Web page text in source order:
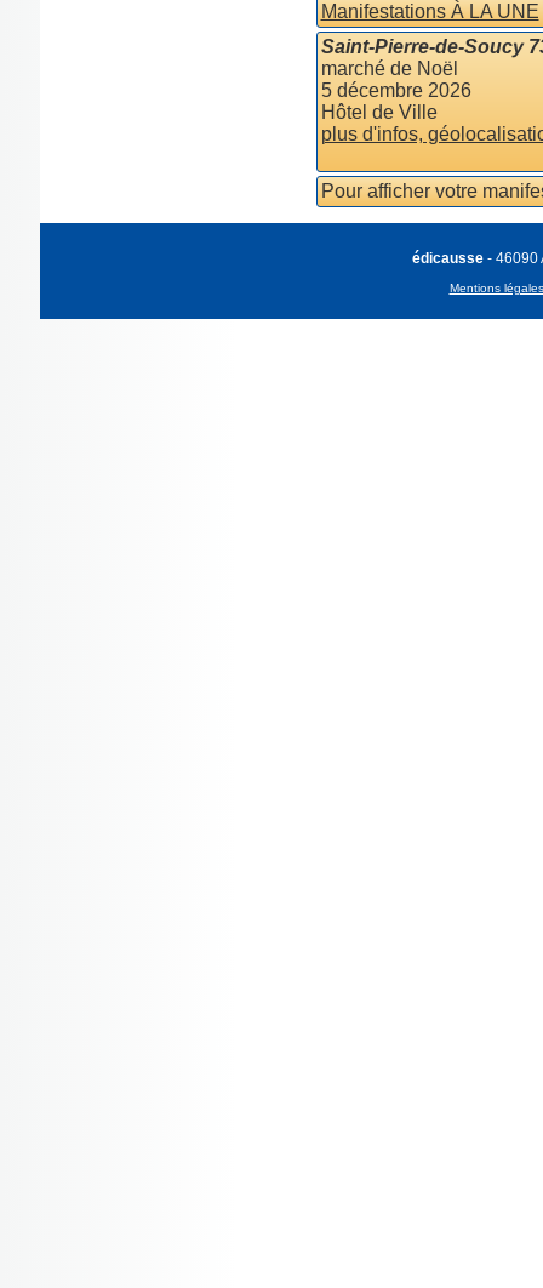
Manifestations À LA UNE
Saint-Pierre-de-Soucy
marché de Noël
5 décembre 2026
Hôtel de Ville
plus d'infos,
Pour afficher votre
édicausse - 46090
Mentions légales